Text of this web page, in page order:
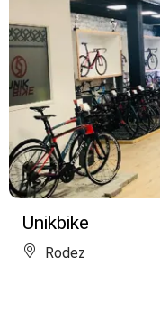
Unikbike
Rodez